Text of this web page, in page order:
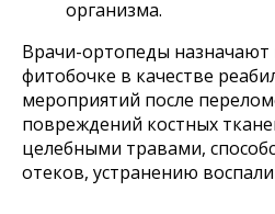
организма.
Врачи-ортопеды
фитобочке в качестве
мероприятий после
повреждений костных
целебными травами,
отеков, устранению